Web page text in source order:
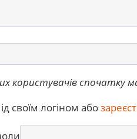
користувачів
своїм логіном або